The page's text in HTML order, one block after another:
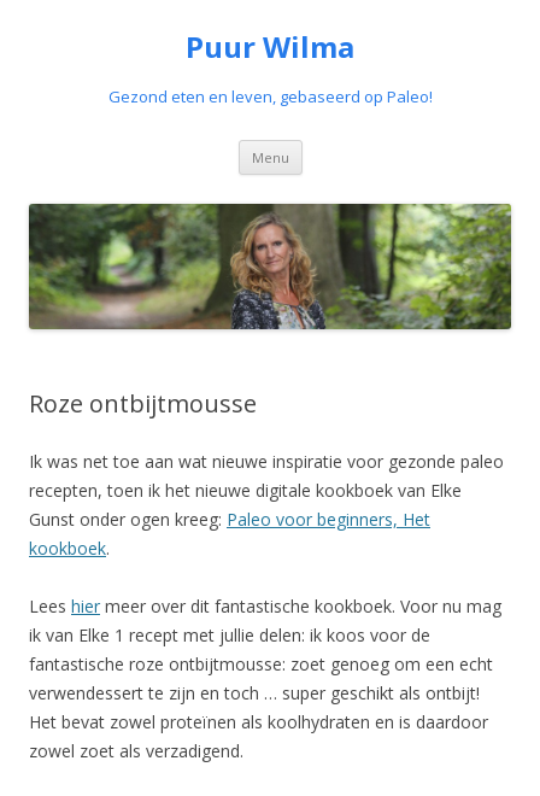
Puur Wilma
Gezond eten en leven, gebaseerd op Paleo!
Menu Spring
de
inhoud
Roze ontbijtmousse
Ik was net toe aan wat nieuwe inspiratie voor gezonde paleo
recepten, toen ik het nieuwe digitale kookboek van Elke
Gunst onder ogen kreeg: Paleo voor beginners, Het
kookboek.
Lees hier meer over dit fantastische kookboek. Voor nu mag
ik van Elke 1 recept met jullie delen: ik koos voor de
fantastische roze ontbijtmousse: zoet genoeg om een echt
verwendessert te zijn en toch … super geschikt als ontbijt!
Het bevat zowel proteïnen als koolhydraten en is daardoor
zowel zoet als verzadigend.